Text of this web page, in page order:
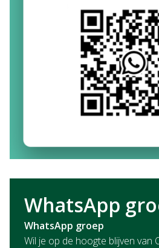
WhatsApp
WhatsApp groep
Wil je op de hoogte blijven van